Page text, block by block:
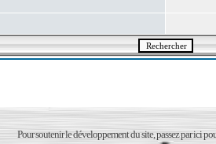
Pour soutenir le développement du site, passez par ici